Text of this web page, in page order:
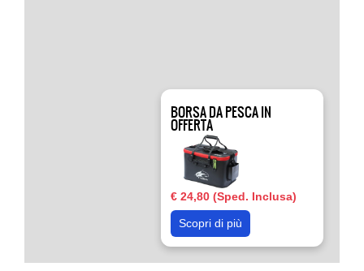
BORSA DA PESCA IN
OFFERTA
€ 24,80 (Sped. Inclusa)
Scopri di più